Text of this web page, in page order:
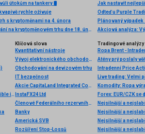
útokům na tankery 🛢️
rychle oživuje
s kryptoměnami na 4. února
Doporučení pro obchodování na kryptoměnovém trhu dne 18. února
Plánovaný výpadek
Fondy SRI (social responsible investments)
Klíčová slova
Kvantitativní nástroje
Vývoj elektronického obchodování
Obchodování na devizovém trhu
IT bezpečnost
Akcie CapitaLand Integrated Commercial Trust
InstaFX24 Ltd
Členové Federálního rezervního systému
Banky
Americká SVB
Rozšíření Stop-Lossů
Tradingové analýzy
Ropa Brent -
Atény prý poslaly
Intradenní Price
Live trading: Velmi
Forex: EUR/CZK se
Nejsilnější a
Nejsilnější a
Nejsilnější a
Nejsilnější a